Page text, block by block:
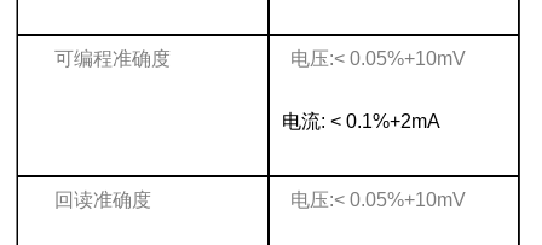
可编程准确度 电压:< 0.05%+10mV
电流: < 0.1%+2mA
回读准确度 电压:< 0.05%+10mV